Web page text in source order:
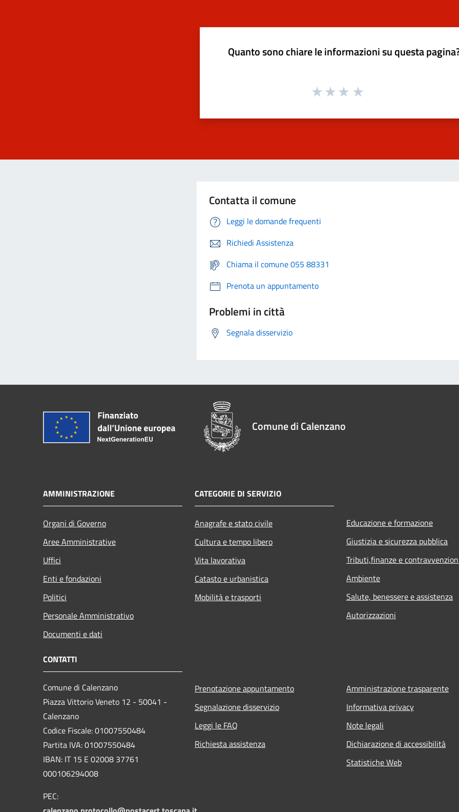
Quanto sono chiare le informazioni su questa
Contatta il comune
Leggi le domande frequenti
Richiedi Assistenza
Chiama il comune 055 88331
Prenota un appuntamento
Problemi in città
Segnala disservizio
Comune di Calenzano
AMMINISTRAZIONE
Organi di Governo
Aree Amministrative
Uffici
Enti e fondazioni
Politici
Personale Amministrativo
Documenti e dati
CATEGORIE DI SERVIZIO
Anagrafe e stato civile
Cultura e tempo libero
Vita lavorativa
Catasto e urbanistica
Mobilità e trasporti
Educazione e formazione
Giustizia e sicurezza pubblica
Tributi,finanze e
Ambiente
Salute, benessere e assistenza
Autorizzazioni
CONTATTI
Comune di Calenzano
Piazza Vittorio Veneto 12 - 50041 -
Calenzano
Codice Fiscale: 01007550484
Partita IVA: 01007550484
IBAN: IT 15 E 02008 37761
000106294008
PEC:
Prenotazione appuntamento
Segnalazione disservizio
Leggi le FAQ
Richiesta assistenza
Amministrazione trasparente
Informativa privacy
Note legali
Dichiarazione di accessibilità
Statistiche Web